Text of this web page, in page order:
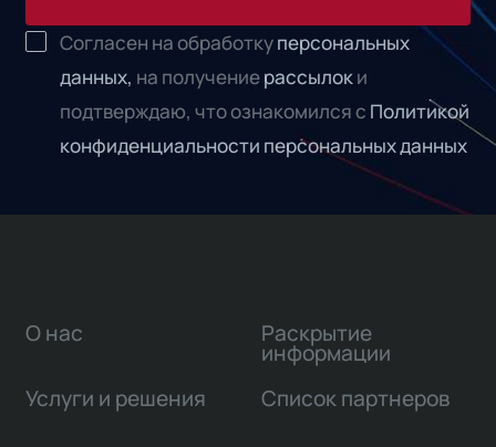
Согласен на обработкуперсональных
данных, на получениерассылоки
подтверждаю, что ознакомился с Политикой
конфиденциальности персональных данных
О нас
Услуги и решения
Раскрытие
информации
Список партнеров